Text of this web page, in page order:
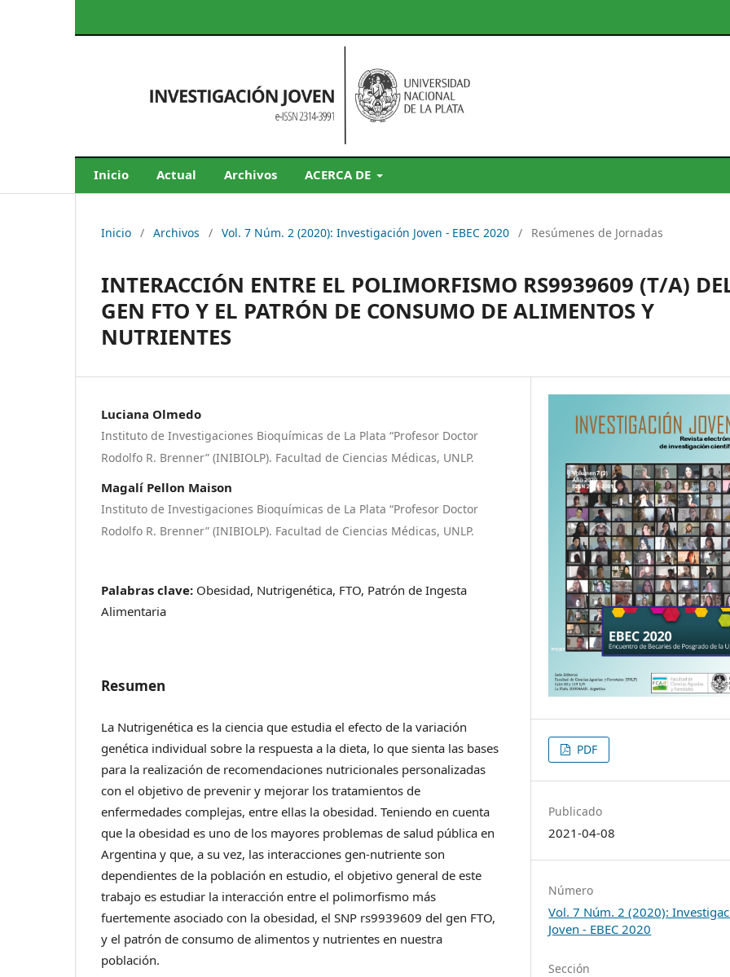
Inicio Actual Archivos ACERCA DE
Inicio / Archivos / Vol. 7 Núm. 2 (2020): Investigación Joven - EBEC 2020 / Resúmenes de Jornadas
INTERACCIÓN ENTRE EL POLIMORFISMO RS9939609 (T/A)
GEN FTO Y EL PATRÓN DE CONSUMO DE ALIMENTOS Y
NUTRIENTES
Luciana Olmedo
Instituto de Investigaciones Bioquímicas de La Plata “Profesor Doctor
Rodolfo R. Brenner” (INIBIOLP). Facultad de Ciencias Médicas, UNLP.
Magalí Pellon Maison
Instituto de Investigaciones Bioquímicas de La Plata “Profesor Doctor
Rodolfo R. Brenner” (INIBIOLP). Facultad de Ciencias Médicas, UNLP.
Palabras clave: Obesidad, Nutrigenética, FTO, Patrón de Ingesta
Alimentaria
Resumen
La Nutrigenética es la ciencia que estudia el efecto de la variación
genética individual sobre la respuesta a la dieta, lo que sienta las bases
para la realización de recomendaciones nutricionales personalizadas
con el objetivo de prevenir y mejorar los tratamientos de
enfermedades complejas, entre ellas la obesidad. Teniendo en cuenta
que la obesidad es uno de los mayores problemas de salud pública en
Argentina y que, a su vez, las interacciones gen-nutriente son
dependientes de la población en estudio, el objetivo general de este
trabajo es estudiar la interacción entre el polimorfismo más
fuertemente asociado con la obesidad, el SNP rs9939609 del gen FTO,
y el patrón de consumo de alimentos y nutrientes en nuestra
población.
PDF
Publicado
2021-04-08
Número
Vol. 7 Núm. 2 (2020):
Joven - EBEC 2020
Sección